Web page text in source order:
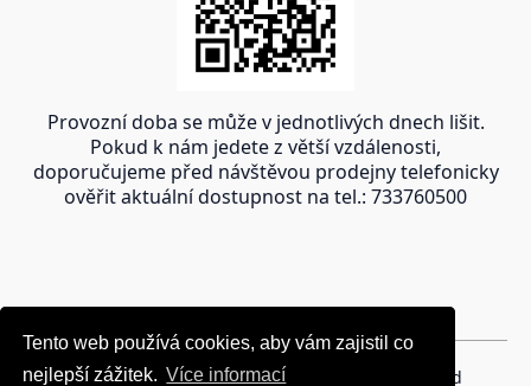
Tento web používá cookies, aby vám zajistil co
nejlepší zážitek. Více informací
Tento web používá cookies, aby vám zajistil co
nejlepší zážitek. Více informací
Provozní doba se může v jednotlivých dnech lišit.
Pokud k nám jedete z větší vzdálenosti,
doporučujeme před návštěvou prodejny telefonicky
ověřit aktuální dostupnost na tel.: 733760500
Copyright © 2024 oravakrb.sk, All rights reserved